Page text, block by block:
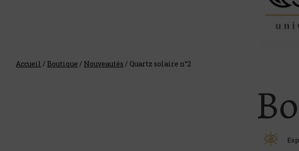
Accueil / Boutique / Nouveautés / Quartz solaire n°2